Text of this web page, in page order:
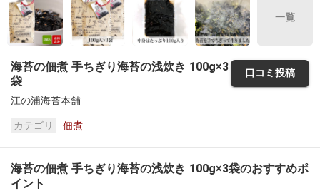
一覧
海苔の佃煮 手ちぎり海苔の浅炊き 100g×3
袋
江の浦海苔本舗
口コミ投稿
カテゴリ 佃煮
海苔の佃煮 手ちぎり海苔の浅炊き 100g×3袋のおすすめポ
イント